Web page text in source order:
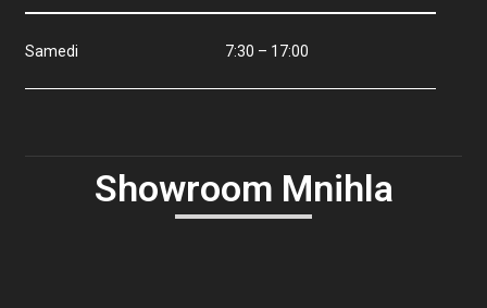
Samedi 7:30 – 17:00
Showroom Mnihla